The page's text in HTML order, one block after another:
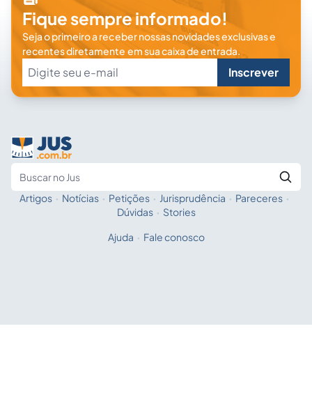
Fique sempre informado!
Seja o primeiro a receber nossas novidades exclusivas e
recentes diretamente em sua caixa de entrada.
Inscrever
Fale com a IA
Artigos · Notícias · Petições · Jurisprudência · Pareceres ·
Dúvidas · Stories
Ajuda · Fale conosco